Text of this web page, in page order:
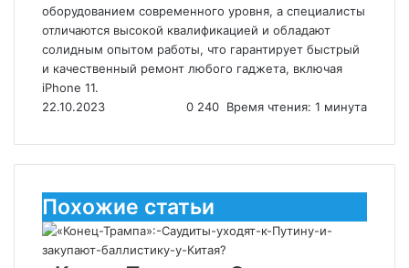
оборудованием современного уровня, а специалисты
отличаются высокой квалификацией и обладают
солидным опытом работы, что гарантирует быстрый
и качественный ремонт любого гаджета, включая
iPhone 11.
22.10.2023
0 240 Время чтения: 1 минута
Похожие статьи